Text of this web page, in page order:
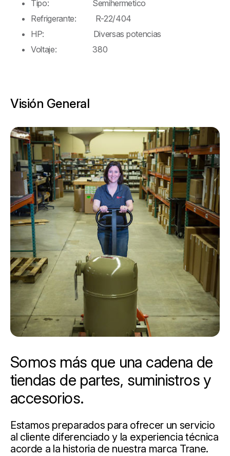
Tipo: Semihermetico
Refrigerante: R-22/404
HP: Diversas potencias
Voltaje: 380
Visión General
Somos más que una cadena de
tiendas de partes, suministros y
accesorios.
Estamos preparados para ofrecer un servicio
al cliente diferenciado y la experiencia técnica
acorde a la historia de nuestra marca Trane.